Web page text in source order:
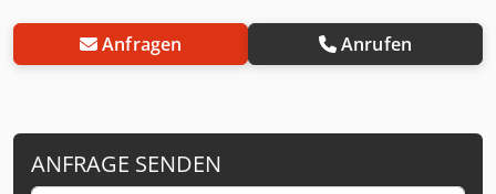
Anfragen Anrufen
ANFRAGE SENDEN